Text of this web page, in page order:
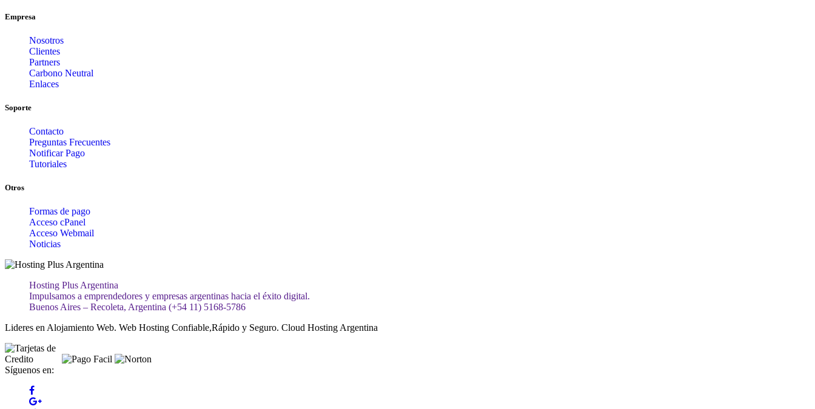
Empresa
Nosotros
Clientes
Partners
Carbono Neutral
Enlaces
Soporte
Contacto
Preguntas Frecuentes
Notificar Pago
Tutoriales
Otros
Formas de pago
Acceso cPanel
Acceso Webmail
Noticias
Hosting Plus Argentina
Impulsamos a emprendedores y empresas argentinas hacia el éxito digital.
Buenos Aires – Recoleta, Argentina (+54 11) 5168-5786
Lideres en Alojamiento Web. Web Hosting Confiable,Rápido y Seguro. Cloud Hosting Argentina
Síguenos en: